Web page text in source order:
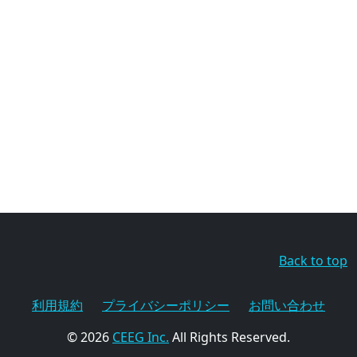
Back to top
利用規約 プライバシーポリシー
お問い合わせ
© 2026 CEEG Inc. All Rights Reserved.